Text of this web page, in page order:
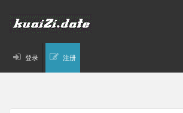
登录 注册